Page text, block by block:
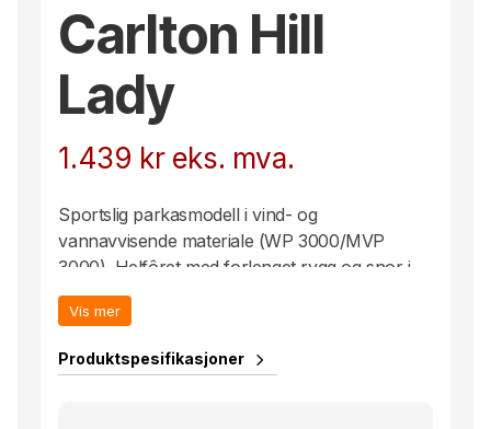
Carlton Hill
Lady
1.439 kr eks. mva.
Sportslig parkasmodell i vind- og
vannavvisende materiale (WP 3000/MVP
3000). Helfôret med forlenget rygg og snor i
midjen. Mansjetter på ermene og på innsiden
av kragen for god komfort. Knappestolpe med
brystlomme. To lommer i front, to lommer på
Vis mer
Produktspesifikasjoner